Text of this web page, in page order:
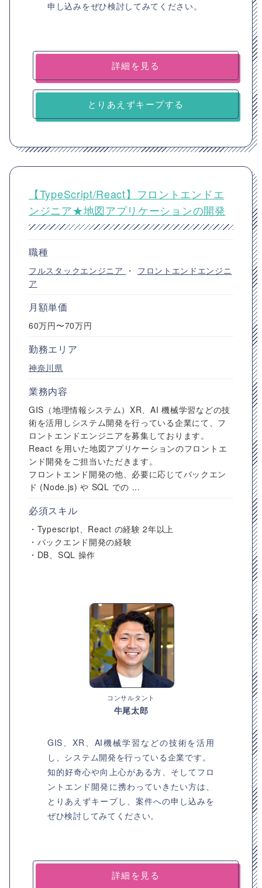
申し込みをぜひ検討してみてください。
詳細を見る
とりあえずキープする
【TypeScript/React】フロントエンドエ
ンジニア★地図アプリケーションの開発
職種
フルスタックエンジニア ・ フロントエンドエンジニ
ア
月額単価
60万円〜70万円
勤務エリア
神奈川県
業務内容
GIS（地理情報システム）XR、AI 機械学習などの技
術を活用しシステム開発を行っている企業にて、フ
ロントエンドエンジニアを募集しております。
React を用いた地図アプリケーションのフロントエ
ンド開発をご担当いただきます。
フロントエンド開発の他、必要に応じてバックエン
ド (Node.js) や SQL での ...
必須スキル
・Typescript、React の経験 2年以上
・バックエンド開発の経験
・DB、SQL 操作
コンサルタント
牛尾太郎
GIS、XR、AI機械学習などの技術を活用
し、システム開発を行っている企業です。
知的好奇心や向上心がある方、そしてフロ
ントエンド開発に携わっていきたい方は、
とりあえずキープし、案件への申し込みを
ぜひ検討してみてください。
詳細を見る